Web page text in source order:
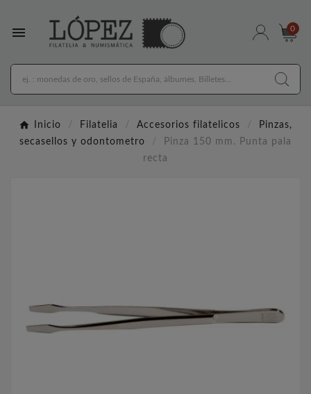
 0
Inicio Filatelia Accesorios filatelicos
Pinzas,
secasellos y odontometro
Pinza 150 mm. Punta pala
recta